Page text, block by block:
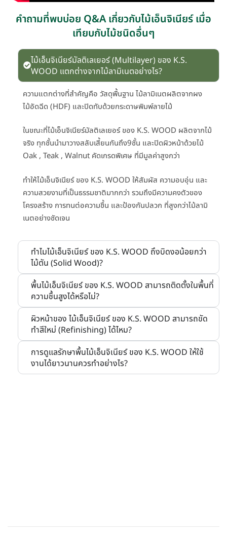
คำถามที่พบบ่อย Q&A เกี่ยวกับไม้เอ็นจิเนียร์ เมื่อ
เทียบกับไม้ชนิดอื่นๆ
ไม้เอ็นจิเนียร์มัลติเลเยอร์ (Multilayer) ของ K.S.
WOOD แตกต่างจากไม้ลามิเนตอย่างไร?
ความแตกต่างที่สำคัญคือ วัสดุพื้นฐาน ไม้ลามิเนตผลิตจากผง
ไม้อัดฉีด (HDF) และปิดทับด้วยกระดาษพิมพ์ลายไม้
ในขณะที่ไม้เอ็นจิเนียร์มัลติเลเยอร์ ของ K.S. WOOD ผลิตจากไม้
จริง ทุกชั้นนำมาวางสลับเสี้ยนกันถึง9ชั้น และปิดผิวหน้าด้วยไม้
Oak , Teak , Walnut คัดเกรดพิเศษ ที่มีมูลค่าสูงกว่า
ทำให้ไม้เอ็นจิเนียร์ ของ K.S. WOOD ให้สัมผัส ความอบอุ่น และ
ความสวยงามที่เป็นธรรมชาติมากกว่า รวมถึงมีความคงตัวของ
โครงสร้าง การทนต่อความชื้น และป้องกันปลวก ที่สูงกว่าไม้ลามิ
เนตอย่างชัดเจน
ทำไมไม้เอ็นจิเนียร์ ของ K.S. WOOD ถึงบิดงอน้อยกว่า
ไม้ตัน (Solid Wood)?
พื้นไม้เอ็นจิเนียร์ ของ K.S. WOOD สามารถติดตั้งในพื้นที่
ความชื้นสูงได้หรือไม่?
ผิวหน้าของ ไม้เอ็นจิเนียร์ ของ K.S. WOOD สามารถขัด
ทำสีใหม่ (Refinishing) ได้ไหม?
การดูแลรักษาพื้นไม้เอ็นจิเนียร์ ของ K.S. WOOD ให้ใช้
งานได้ยาวนานควรทำอย่างไร?